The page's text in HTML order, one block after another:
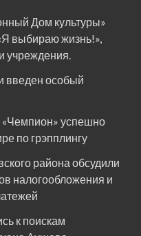
Дом культуры»
выбираю жизнь!»,
учреждения.
введен особый
успешно
по грэпплингу
района обсудили
налогообложения и
к поискам